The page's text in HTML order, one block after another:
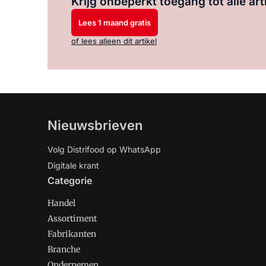
Lees 1 maand gratis
of lees alleen dit artikel
Nieuwsbrieven
Volg Distrifood op WhatsApp
Digitale krant
Categorie
Handel
Assortiment
Fabrikanten
Branche